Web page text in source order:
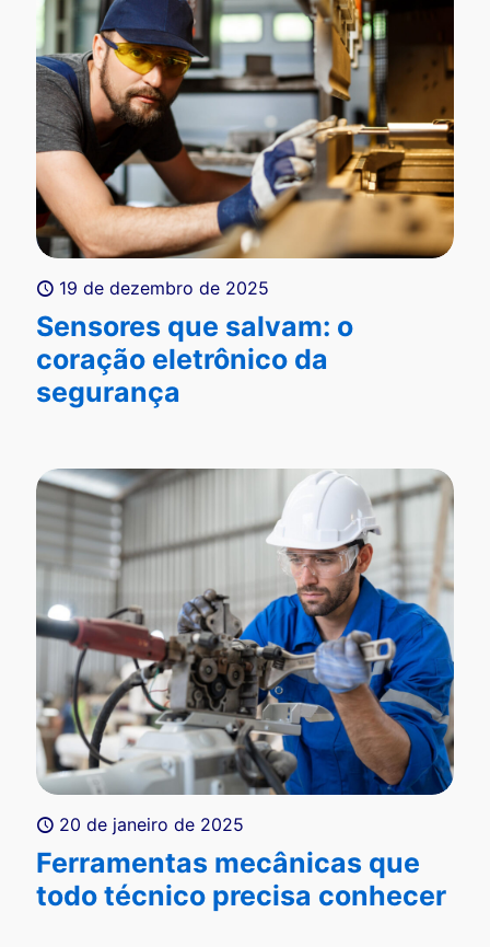
19 de dezembro de 2025
Sensores que salvam: o
coração eletrônico da
segurança
20 de janeiro de 2025
Ferramentas mecânicas que
todo técnico precisa conhecer